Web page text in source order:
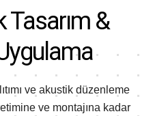
Tasarım &
ve akustik düzenleme
ve montajına kadar